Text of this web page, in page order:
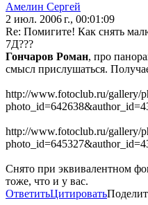
Амелин Сергей
2 июл. 2006 г., 00:01:09
Re: Помигите! Как снять
7Д???
Гончаров Роман, про
смысл прислушаться.
http://www.fotoclub.ru/gallery/
http://www.fotoclub.ru/gallery/
Снято при эквивалентном
тоже, что и у вас.
ОтветитьЦитировать